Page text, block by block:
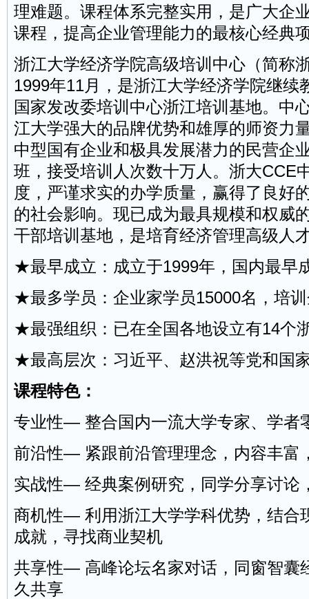
理难题。课程体系完整实用，是广大企
课程，提高企业管理能力的最核心经典
浙江大学经济学院高级培训中心（简称
1999年11月，是浙江大学经济学院继续
国家发改委培训中心浙江培训基地。中
江大学强大的品牌优势和雄厚的师资力
中型国有企业和极具发展潜力的民营企
班，接受培训人次数十万人。浙大CCE
度，严谨求实的办学质量，赢得了良好
的社会影响。现已成为最具规模和权威
干部培训基地，是培育经济管理高级人
★最早成立：成立于1999年，国内最早
★最多学员：企业家学员15000名，培
★最强组织：已在全国各地设立有14个
★最高层次：习近平、赵洪祝等党和国
课程特色：
专业性— 整合国内一流大学专家、学者
前沿性— 紧跟前沿管理理念，内容丰富
实战性— 经典案例研究，同学分享讨论
商机性— 利用浙江大学学科优势，结合
成就，寻找商业契机
共享性— 高峰论坛名家对话，同窗智囊
久共享